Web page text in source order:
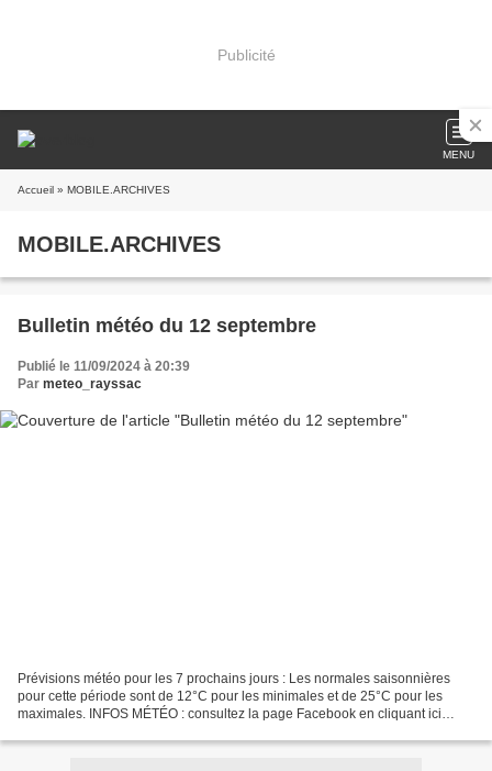
Publicité
MENU
Accueil » MOBILE.ARCHIVES
MOBILE.ARCHIVES
Bulletin météo du 12 septembre
Publié le 11/09/2024 à 20:39
Par meteo_rayssac
Prévisions météo pour les 7 prochains jours : Les normales saisonnières
pour cette période sont de 12°C pour les minimales et de 25°C pour les
maximales. INFOS MÉTÉO : consultez la page Facebook en cliquant ici